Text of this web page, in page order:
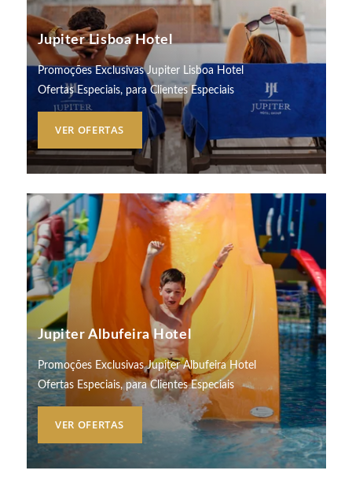
Jupiter Lisboa Hotel
Promoções Exclusivas Jupiter Lisboa Hotel
Ofertas Especiais, para Clientes Especiais
VER OFERTAS
Jupiter Albufeira Hotel
Promoções Exclusivas Jupiter Albufeira Hotel
Ofertas Especiais, para Clientes Especiais
VER OFERTAS